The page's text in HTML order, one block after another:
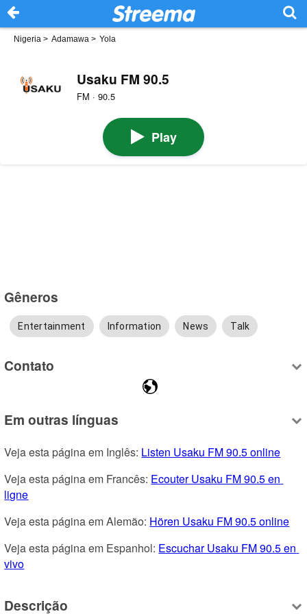
Nigeria > Adamawa > Yola
Usaku FM 90.5
FM · 90.5
Play
Gêneros
Entertainment Information News Talk
Contato
Em outras línguas
Veja esta página em Inglês: Listen Usaku FM 90.5 online
Veja esta página em Francês: Ecouter Usaku FM 90.5 en
ligne
Veja esta página em Alemão: Hören Usaku FM 90.5 online
Veja esta página em Espanhol: Escuchar Usaku FM 90.5 en
vivo
Descrição